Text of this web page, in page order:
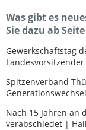
Was gibt es
Sie dazu ab
Gewerkschaftstag
Landesvorsitzender
Spitzenverband
Generationswechsel
Nach 15 Jahren an
verabschiedet |